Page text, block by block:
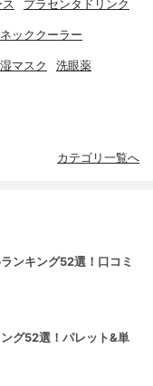
ス プラセンタドリンク
ネッククーラー
マスク 洗眼薬
カテゴリ一覧へ
ンキング52選！口コミ
グ52選！パレット&単